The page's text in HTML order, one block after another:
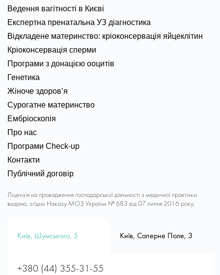
Ведення вагітності в Києві
Експертна пренатальна УЗ діагностика
Відкладене материнство: кріоконсервація яйцеклітин
Кріоконсервація сперми
Програми з донацією ооцитів
Генетика
Жіноче здоров’я
Сурогатне материнство
Ембріоскопія
Про нас
Програми Check-up
Контакти
Публічний договір
Ліцензія на провадження господарської діяльності з медичної практики
видана, згідно Наказу МОЗ України № 683 від 07 липня 2016 року.
Київ, Шумського, 5 Київ, Саперне Поле, 3
+380 (44) 355-31-55